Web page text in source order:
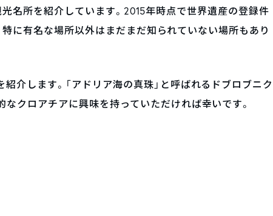
名所を紹介しています。2015年時点で世界遺産の登録件
特に有名な場所以外はまだまだ知られていない場所もあり
介します。「アドリア海の真珠」と呼ばれるドブロブニク
なクロアチアに興味を持っていただければ幸いです。